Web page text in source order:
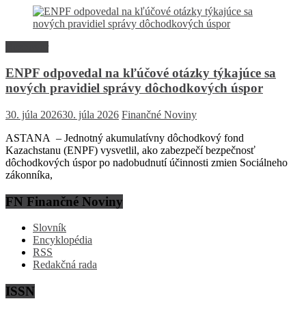
ENPF odpovedal na kľúčové otázky týkajúce sa
nových pravidiel správy dôchodkových úspor
30. júla 202630. júla 2026 Finančné Noviny
ASTANA – Jednotný akumulatívny dôchodkový fond
Kazachstanu (ENPF) vysvetlil, ako zabezpečí bezpečnosť
dôchodkových úspor po nadobudnutí účinnosti zmien Sociálneho
zákonníka,
FN Finančné Noviny
Slovník
Encyklopédia
RSS
Redakčná rada
ISSN